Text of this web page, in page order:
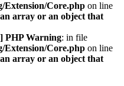
Core.php on line
array or an object that
PHP Warning: in file
Core.php on line
array or an object that